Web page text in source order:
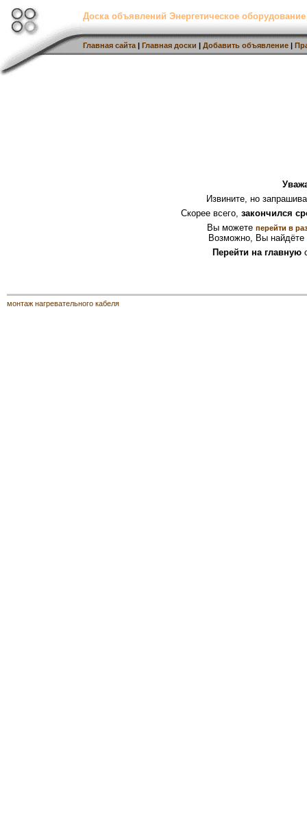
Доска объявлений Энергетическое
Главная сайта | Главная доски | Добавить объявление |
Извините, но
Скорее всего, закончился
Вы можете перейти в
Возможно, Вы найдёте
Перейти на главную
монтаж нагревательного кабеля